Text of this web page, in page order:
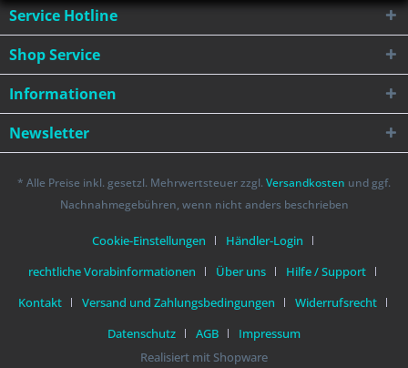
Service Hotline
Shop Service
Informationen
Newsletter
* Alle Preise inkl. gesetzl. Mehrwertsteuer zzgl. Versandkosten und ggf.
Nachnahmegebühren, wenn nicht anders beschrieben
Cookie-Einstellungen
Händler-Login
rechtliche Vorabinformationen
Über uns
Hilfe / Support
Kontakt
Versand und Zahlungsbedingungen
Widerrufsrecht
Datenschutz
AGB
Impressum
Realisiert mit Shopware